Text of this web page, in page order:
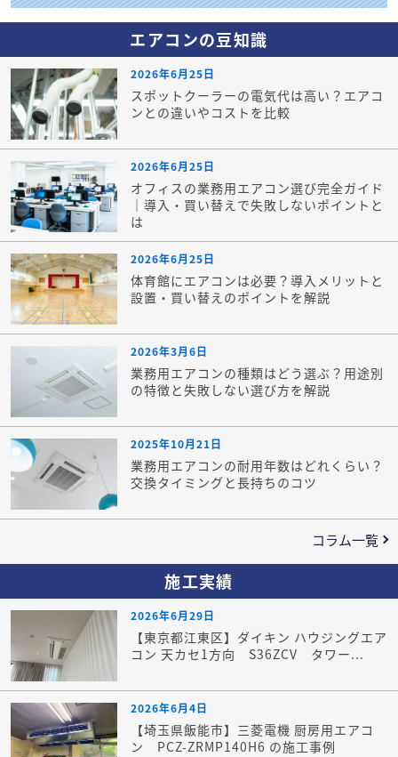
エアコンの豆知識
2026年6月25日
スポットクーラーの電気代は高い？エアコ
ンとの違いやコストを比較
2026年6月25日
オフィスの業務用エアコン選び完全ガイド
｜導入・買い替えで失敗しないポイントと
は
2026年6月25日
体育館にエアコンは必要？導入メリットと
設置・買い替えのポイントを解説
2026年3月6日
業務用エアコンの種類はどう選ぶ？用途別
の特徴と失敗しない選び方を解説
2025年10月21日
業務用エアコンの耐用年数はどれくらい？
交換タイミングと長持ちのコツ
コラム一覧
施工実績
2026年6月29日
【東京都江東区】ダイキン ハウジングエア
コン 天カセ1方向 S36ZCV タワー...
2026年6月4日
【埼玉県飯能市】三菱電機 厨房用エアコ
ン PCZ-ZRMP140H6 の施工事例